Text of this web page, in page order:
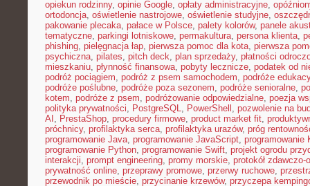
opiekun rodzinny, opinie Google, opłaty administracyjne,
ortodoncja, oświetlenie nastrojowe, oświetlenie studyjne,
pakowanie plecaka, pałace w Polsce, palety kolorów, panele
tematyczne, parkingi lotniskowe, permakultura, persona klienta,
phishing, pielęgnacja łap, pierwsza pomoc dla kota, pierwsza
psychiczna, pilates, pitch deck, plan sprzedaży, płatności
mieszkaniu, płynność finansowa, pobyty lecznicze, podatek od
podróż pociągiem, podróż z psem samochodem, podróże
podróże poślubne, podróże poza sezonem, podróże senioralne,
kotem, podróże z psem, podróżowanie odpowiedzialne, poezja
polityka prywatności, PostgreSQL, PowerShell , pozwolenie na
AI , PrestaShop, procedury firmowe, product market fit,
próchnicy, profilaktyka serca, profilaktyka urazów, próg
programowanie Java, programowanie JavaScript, programowanie
programowanie Python, programowanie Swift, projekt ogrodu
interakcji, prompt engineering, promy morskie, protokół zdawczo-
prywatność online, przeprawy promowe, przerwy ruchowe,
przewodnik po mieście, przycinanie krzewów, przyczepa